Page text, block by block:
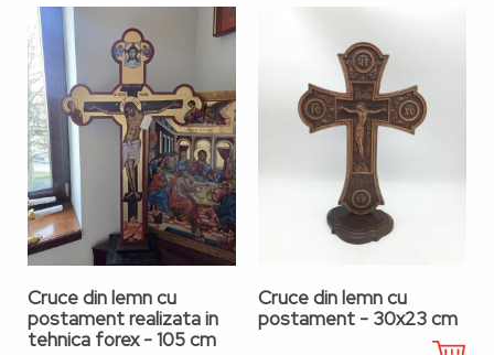
Cruce din lemn cu
postament realizata in
tehnica forex - 105 cm
Cruce din lemn cu
postament - 30x23 cm